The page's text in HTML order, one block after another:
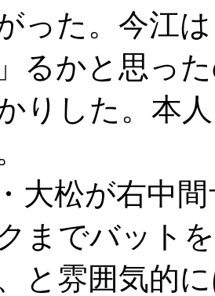
った。今江
るかと思っ
りした。本
大松が右中
までバット
と雰囲気的